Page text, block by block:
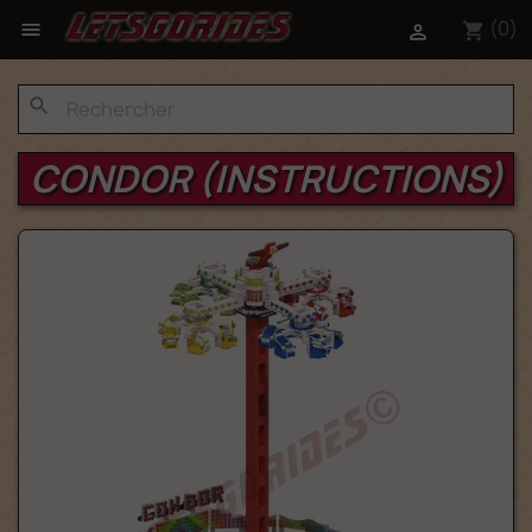
 shopping_cart (0)

search
CONDOR (INSTRUCTIONS)